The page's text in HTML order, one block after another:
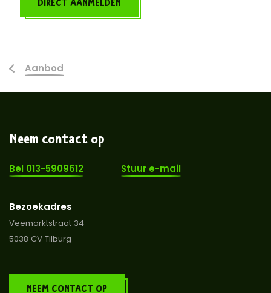
DIRECT AANMELDEN
Aanbod
Neem contact op
Bel 013-5909612 Stuur e-mail
Bezoekadres
Veemarktstraat 34
5038 CV Tilburg
NEEM CONTACT OP